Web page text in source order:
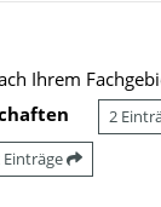
Ihrem
2
Einträge